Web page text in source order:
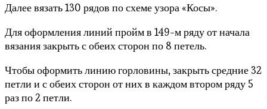
Далее вязать 130 рядов по схеме узора «Косы».
Для оформления линий пройм в 149-м ряду от начала
вязания закрыть с обеих сторон по 8 петель.
Чтобы оформить линию горловины, закрыть средние 32
петли и с обеих сторон от них в каждом втором ряду 5
раз по 2 петли.